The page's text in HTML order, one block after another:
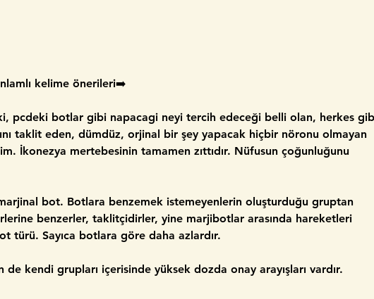
kelime önerileri➡️
pcdeki botlar gibi napacagi neyi tercih edeceği belli olan, herkes
taklit eden, dümdüz, orjinal bir şey yapacak hiçbir nöronu olmayan
İkonezya mertebesinin tamamen zıttıdır. Nüfusun çoğunluğunu
bot. Botlara benzemek istemeyenlerin oluşturduğu gruptan
benzerler, taklitçidirler, yine marjibotlar arasında hareketleri
türü. Sayıca botlara göre daha azlardır.
kendi grupları içerisinde yüksek dozda onay arayışları vardır.